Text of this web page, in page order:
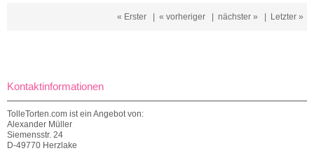
« Erster | « vorheriger | nächster » | Letzter »
Kontaktinformationen
TolleTorten.com ist ein Angebot von:
Alexander Müller
Siemensstr. 24
D-49770 Herzlake